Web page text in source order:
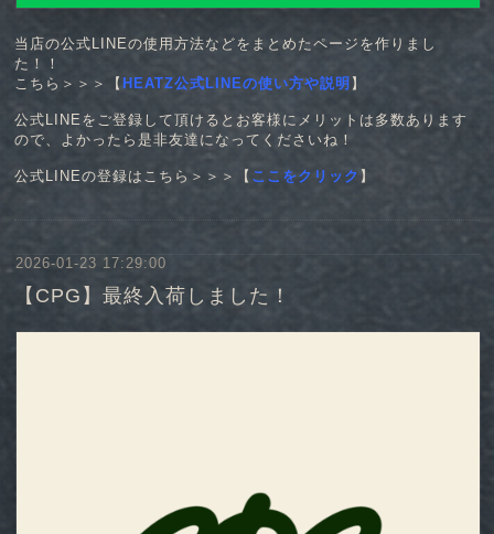
当店の公式LINEの使用方法などをまとめたページを作りまし
た！！
こちら＞＞＞【 HEATZ公式LINEの使い方や説明 】
公式LINEをご登録して頂けるとお客様にメリットは多数あります
ので、よかったら是非友達になってくださいね！
公式LINEの登録はこちら＞＞＞【 ここをクリック 】
2026-01-23 17:29:00
【CPG】最終入荷しました！